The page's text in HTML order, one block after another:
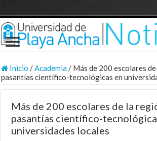
Inicio /Academia/ Más de 200 escolares
pasantías científico-tecnológicas en
Más de 200 escolares de la
pasantías científico-
universidades locales